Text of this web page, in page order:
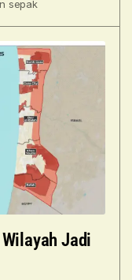
sepak
Jadi